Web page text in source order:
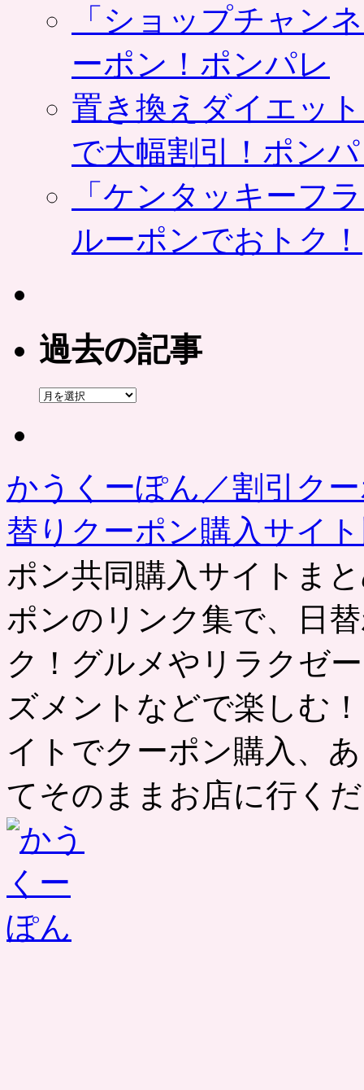
「ショップチャン
ーポン！ポンパレ
置き換えダイエッ
で大幅割引！ポン
「ケンタッキーフ
ルーポンでおトク！
過去の記事
過
かうくーぽん／割引ク
替りクーポン購入サイ
ポン共同購入サイトま
ポンのリンク集で、日
ク！グルメやリラクゼ
ズメントなどで楽しむ
イトでクーポン購入、
てそのままお店に行く